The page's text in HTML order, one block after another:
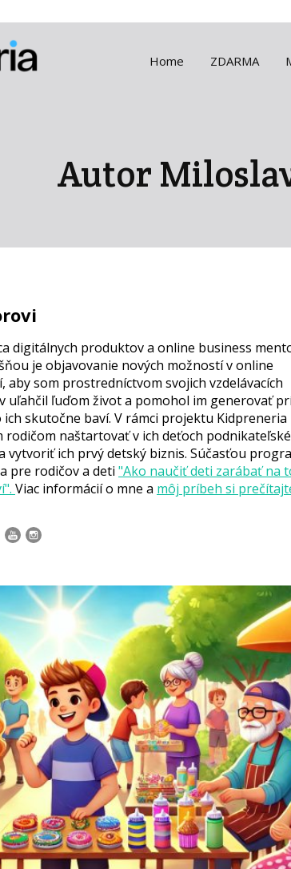
Home ZDARMA
Autor
digitálnych produktov a online business
je objavovanie nových možností v online
aby som prostredníctvom svojich vzdelávacích
uľahčil ľuďom život a pomohol im generovať
ich skutočne baví. V rámci projektu Kidpreneria
rodičom naštartovať v ich deťoch podnikateľské
vytvoriť ich prvý detský biznis. Súčasťou
pre rodičov a deti "Ako naučiť deti zarábať na
Viac informácií o mne a môj príbeh si